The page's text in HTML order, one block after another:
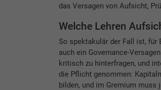
das Versagen von Aufsicht,
Welche Lehren
So spektakulär der Fall ist, für
auch ein Governance-
kritisch zu hinterfragen, und
die Pflicht genommen:
bilden, und im Gremium muss